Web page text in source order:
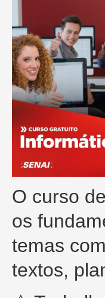
O curso
os
temas
textos,